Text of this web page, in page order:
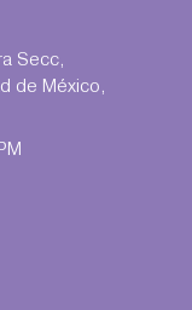
Secc,
de México,